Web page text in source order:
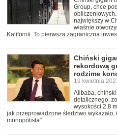
Group, chce
największy w
właśnie
Kalifornii. To pierwsza zagraniczna
Chiński
rekordową
rodzime
19 kwietnia
Alibaba,
detalicznego,
wysokości 2,8
jak przeprowadzone śledztwo wykazało,
monopolista”.